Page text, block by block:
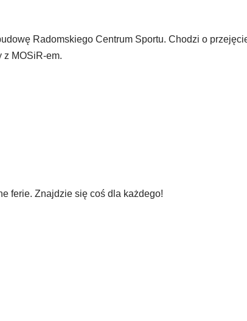
Radomskiego Centrum Sportu. Chodzi o
z MOSiR-em.
ferie. Znajdzie się coś dla każdego!